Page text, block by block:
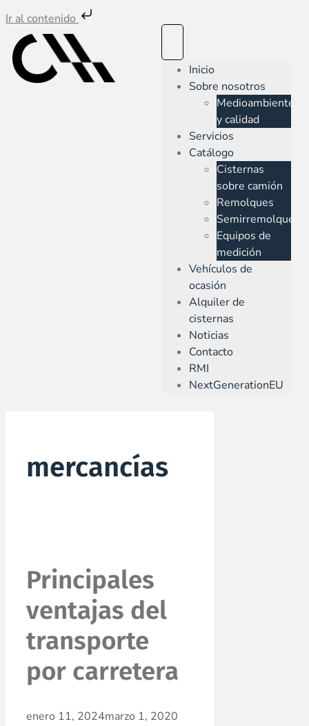
Ir al contenido
Inicio
Sobre nosotros
Medioambiente
y calidad
Servicios
Catálogo
Cisternas
sobre camión
Remolques
Semirremolques
Equipos de
medición
Vehículos de
ocasión
Alquiler de
cisternas
Noticias
Contacto
RMI
NextGenerationEU
mercancías
Principales
ventajas del
transporte
por carretera
enero 11, 2024marzo 1, 2020